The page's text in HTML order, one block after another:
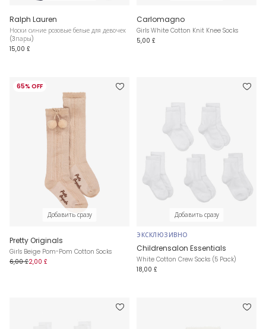
Ralph Lauren
Носки синие розовые белые для девочек
(3пары)
15,00 £
Carlomagno
Girls White Cotton Knit Knee Socks
5,00 £
65% OFF
Добавить сразу
Pretty Originals
Girls Beige Pom-Pom Cotton Socks
6,00 £2,00 £
Добавить сразу
ЭКСКЛЮЗИВНО
Childrensalon Essentials
White Cotton Crew Socks (5 Pack)
18,00 £